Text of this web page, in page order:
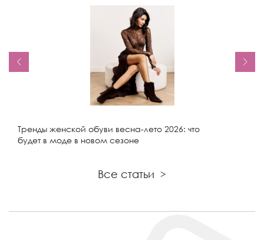
Тренды женской обуви весна-лето 2026: что
будет в моде в новом сезоне
Все статьи >